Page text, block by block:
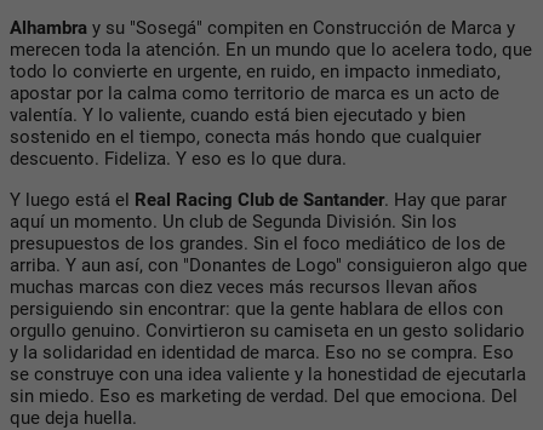
Alhambra y su "Sosegá" compiten en Construcción de Marca y
merecen toda la atención. En un mundo que lo acelera todo, que
todo lo convierte en urgente, en ruido, en impacto inmediato,
apostar por la calma como territorio de marca es un acto de
valentía. Y lo valiente, cuando está bien ejecutado y bien
sostenido en el tiempo, conecta más hondo que cualquier
descuento. Fideliza. Y eso es lo que dura.
Y luego está el Real Racing Club de Santander. Hay que parar
aquí un momento. Un club de Segunda División. Sin los
presupuestos de los grandes. Sin el foco mediático de los de
arriba. Y aun así, con "Donantes de Logo" consiguieron algo que
muchas marcas con diez veces más recursos llevan años
persiguiendo sin encontrar: que la gente hablara de ellos con
orgullo genuino. Convirtieron su camiseta en un gesto solidario
y la solidaridad en identidad de marca. Eso no se compra. Eso
se construye con una idea valiente y la honestidad de ejecutarla
sin miedo. Eso es marketing de verdad. Del que emociona. Del
que deja huella.